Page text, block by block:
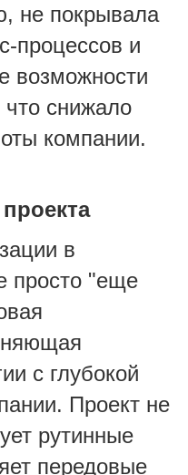
не покрывала
процессов и
возможности
снижало
компании.
в
просто "еще
с глубокой
Проект не
рутинные
передовые